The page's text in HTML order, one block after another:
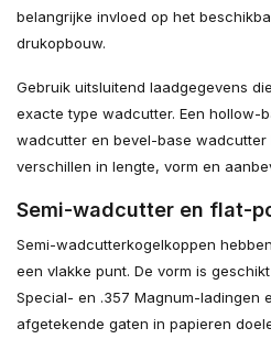
belangrijke invloed op het
drukopbouw.
Gebruik uitsluitend laadgegevens
exacte type wadcutter. Een hollow-
wadcutter en bevel-base
verschillen in lengte, vorm en
Semi-wadcutter en flat-
Semi-wadcutterkogelkoppen
een vlakke punt. De vorm is
Special- en .357 Magnum-ladingen
afgetekende gaten in papieren